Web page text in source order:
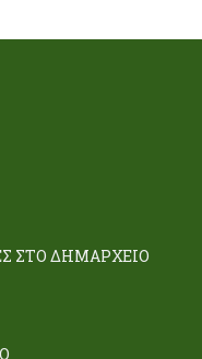
ΣΤΟ ΔΗΜΑΡΧΕΙΟ